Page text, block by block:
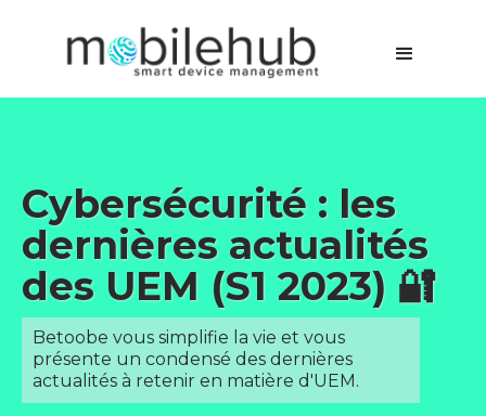
Cybersécurité : les
dernières actualités
des UEM (S1 2023) 🔐
Betoobe vous simplifie la vie et vous
présente un condensé des dernières
actualités à retenir en matière d'UEM.